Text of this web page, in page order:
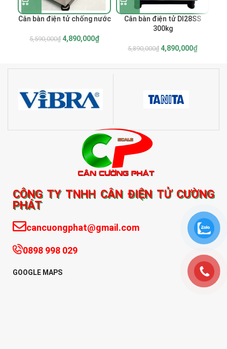
Cân bàn điện tử chống nước
5,590,000₫ 4,890,000₫
Cân bàn điện tử DI28SS
300kg
5,890,000₫ 4,890,000₫
CÔNG TY TNHH CÂN ĐIỆN TỬ CƯỜNG
PHÁT
cancuongphat@gmail.com
0898 998 029
GOOGLE MAPS